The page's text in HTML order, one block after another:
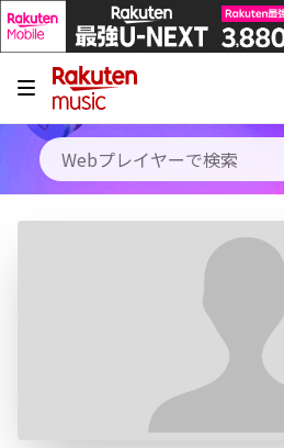
キャンペーン
料金プラン
使い方